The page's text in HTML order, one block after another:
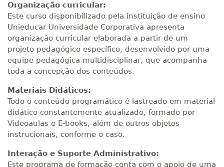
Organização curricular:
Este curso disponibilizado pela instituição de ensino
Unieducar Universidade Corporativa apresenta
organização curricular elaborada a partir de um
projeto pedagógico específico, desenvolvido por uma
equipe pedagógica multidisciplinar, que acompanha
toda a concepção dos conteúdos.
Materiais Didáticos:
Todo o conteúdo programático é lastreado em material
didático constantemente atualizado, formado por
Videoaulas e E-books, além de outros objetos
instrucionais, conforme o caso.
Interação e Suporte Administrativo:
Este programa de formação conta com o apoio de uma